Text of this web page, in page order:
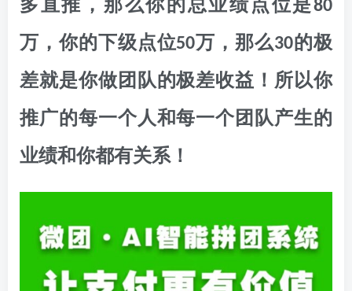
多直推，那么你的总业绩点位是80
万，你的下级点位50万，那么30的极
差就是你做团队的极差收益！所以你
推广的每一个人和每一个团队产生的
业绩和你都有关系！